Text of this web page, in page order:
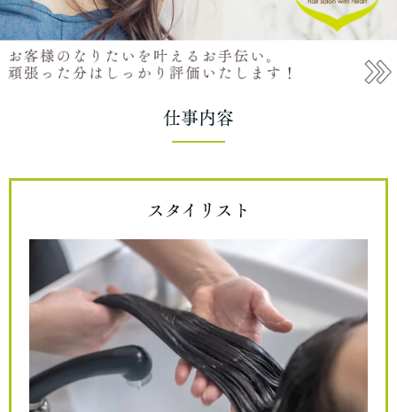
仕事内容
スタイリスト